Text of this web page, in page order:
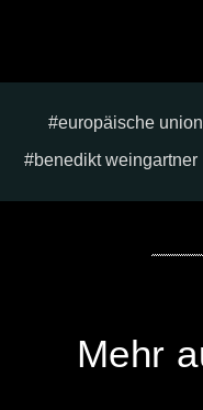
europäische union
benedikt weingartner
Mehr